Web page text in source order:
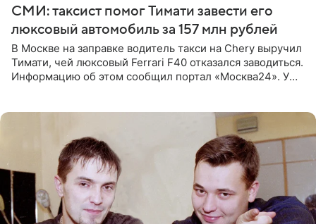
СМИ: таксист помог Тимати завести его
люксовый автомобиль за 157 млн рублей
В Москве на заправке водитель такси на Chery выручил
Тимати, чей люксовый Ferrari F40 отказался заводиться.
Информацию об этом сообщил портал «Москва24». У